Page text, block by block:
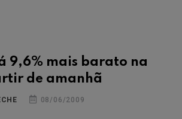
9,6% mais barato na
de amanhã
08/06/2009